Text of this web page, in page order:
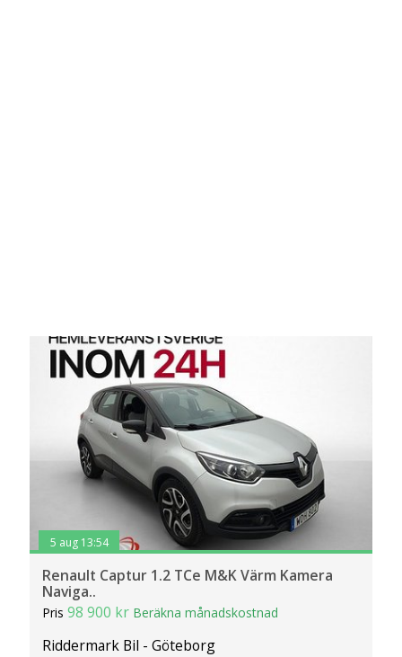
5 aug 13:54
Renault Captur 1.2 TCe M&K Värm Kamera
Naviga..
Pris98 900 kr Beräkna månadskostnad
Riddermark Bil - Göteborg